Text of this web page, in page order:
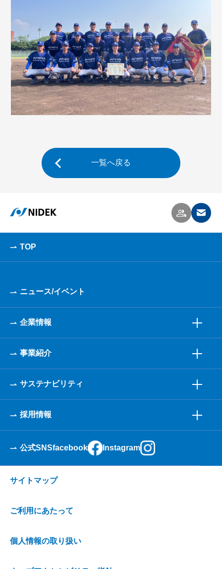
一覧へ戻る
TOP
ニュース/イベント
企業情報
事業紹介
サステナビリティ
採用情報
公式SNSfacebook Instagram
サイトマップ
ご利用にあたって
個人情報の取り扱い